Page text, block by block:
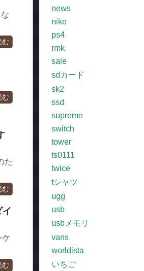
む
む
た
む
ケ
む
news
nike
ps4
rmk
sale
sdカード
sk2
ssd
supreme
switch
tower
ts0111
twice
tシャツ
ugg
usb
usbメモリ
vans
worldista
いちご